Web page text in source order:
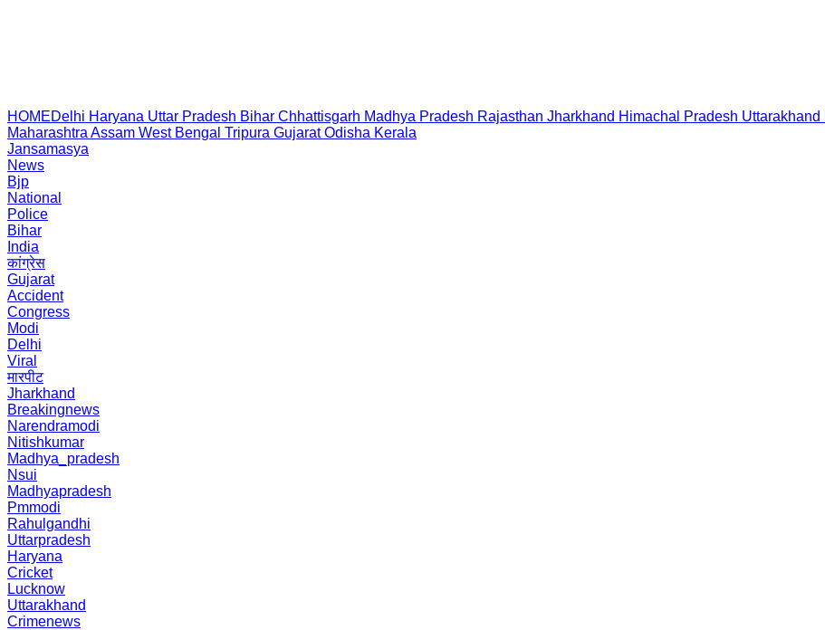
HOMEDelhi Haryana Uttar Pradesh Bihar Chhattisgarh Madhya Pradesh Rajasthan Jharkhand Himachal Pradesh Uttarakhand
Maharashtra Assam West Bengal Tripura Gujarat Odisha Kerala
Jansamasya
News
Bjp
National
Police
Bihar
India
कांग्रेस
Gujarat
Accident
Congress
Modi
Delhi
Viral
मारपीट
Jharkhand
Breakingnews
Narendramodi
Nitishkumar
Madhya_pradesh
Nsui
Madhyapradesh
Pmmodi
Rahulgandhi
Uttarpradesh
Haryana
Cricket
Lucknow
Uttarakhand
Crimenews